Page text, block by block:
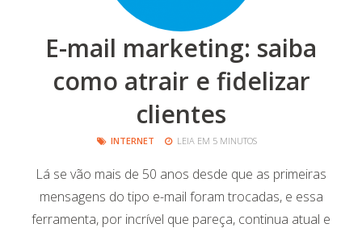
E-mail marketing: saiba
como atrair e fidelizar
clientes
INTERNET LEIA EM 5 MINUTOS
Lá se vão mais de 50 anos desde que as primeiras
mensagens do tipo e-mail foram trocadas, e essa
ferramenta, por incrível que pareça, continua atual e